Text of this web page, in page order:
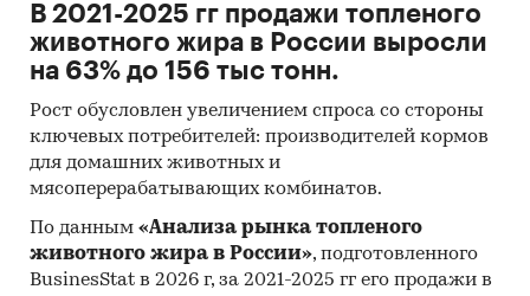
В 2021-2025 гг продажи топленого
животного жира в России выросли
на 63% до 156 тыс тонн.
Рост обусловлен увеличением спроса со стороны
ключевых потребителей: производителей кормов
для домашних животных и
мясоперерабатывающих комбинатов.
По данным «Анализа рынка топленого
животного жира в России», подготовленного
BusinesStat в 2026 г, за 2021-2025 гг его продажи в